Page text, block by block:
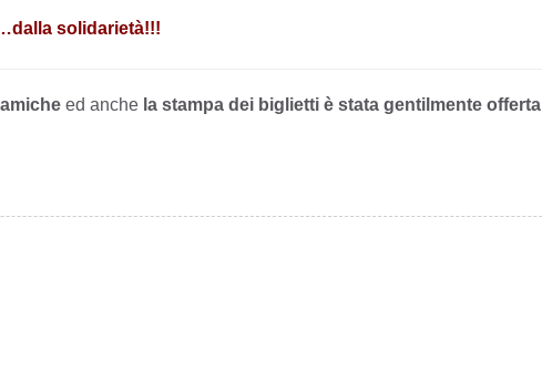
solidarietà!!!
ed anche la stampa dei biglietti è stata gentilmente offerta